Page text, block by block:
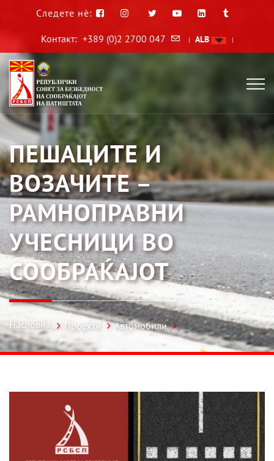
Следете нè:
Контакт: +389 (0)2 2700 047 | ALB |
ПЕШАЦИТЕ И
ВОЗАЧИТЕ –
РАМНОПРАВНИ
УЧЕСНИЦИ ВО
СООБРАЌАЈОТ
Насловна Проекти Автомобили